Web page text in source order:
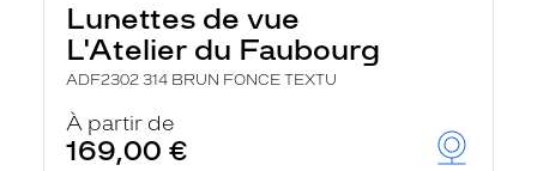
Lunettes de vue
L'Atelier du Faubourg
ADF2302 314 BRUN FONCE TEXTU
À partir de
169,00 €